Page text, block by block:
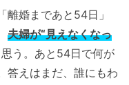
離婚まであと54日」
夫婦が“見えなくなっ
う。あと54日で何が
答えはまだ、誰にもわ